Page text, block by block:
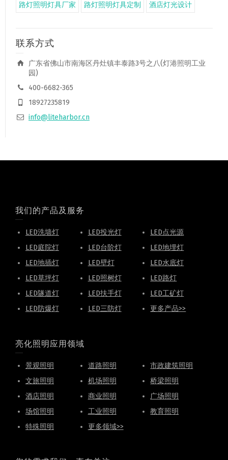
路灯照明灯具厂家 路灯照明灯具定制 酒店灯光设计
联系方式
广东省佛山市南海区丹灶镇丰泰路3号之八(灯港照明工业
园)
400-6682-365
18927235819
info@liteharbor.cn
我们的产品及服务
LED洗墙灯 LED投光灯
LED点光源
LED庭院灯
LED台阶灯
LED地埋灯
LED地插灯
LED壁灯
LED水底灯
LED草坪灯
LED照树灯
LED路灯
LED隧道灯
LED扶手灯
LED工矿灯
LED防爆灯
LED三防灯 更多产品>>
亮化照明应用领域
景观照明 道路照明
市政建筑照明
文旅照明
机场照明
桥梁照明
酒店照明
商业照明
广场照明
场馆照明
工业照明
教育照明
特殊照明
更多领域>>